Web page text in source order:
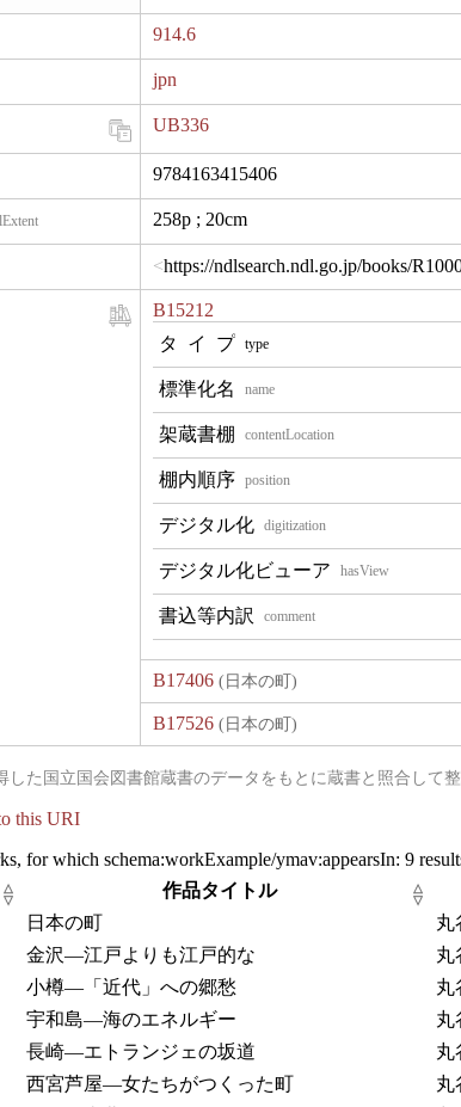
914.6
jpn
UB336
9784163415406
258p ; 20cm
https://ndlsearch.ndl.go.jp/books/
B15212
type
name
contentLocation
position
digitization
hasView
comment
B17406 (日本の町)
B17526 (日本の町)
た国立国会図書館蔵書のデータをもとに蔵書と照合して
this URI
for which schema:workExample/ymav:appearsIn: 9
△
▽
作品タイトル
△
▽
日本の町 丸
金沢―江戸よりも江戸的な 丸
小樽―「近代」への郷愁 丸
宇和島―海のエネルギー 丸
長崎―エトランジェの坂道 丸
西宮芦屋―女たちがつくった町 丸